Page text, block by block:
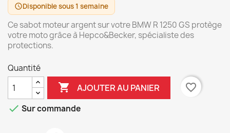
scheduleDisponible sous 1 semaine
Ce sabot moteur argent sur votre BMW R 1250 GS protège
votre moto grâce à Hepco&Becker, spécialiste des
protections.
Quantité
 AJOUTER AU PANIER
favorite_border
 Sur commande